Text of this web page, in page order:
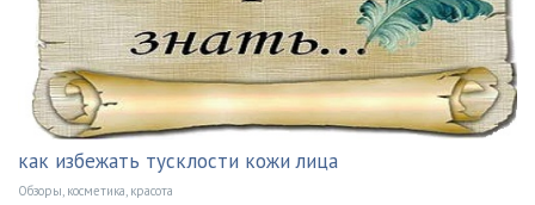
как избежать тусклости кожи лица
Обзоры, косметика, красота